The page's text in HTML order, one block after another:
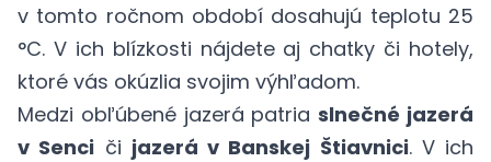
v tomto ročnom období dosahujú teplotu 25
°C. V ich blízkosti nájdete aj chatky či hotely,
ktoré vás okúzlia svojim výhľadom.
Medzi obľúbené jazerá patriaslnečné jazerá
v Senci či jazerá v Banskej Štiavnici. V ich